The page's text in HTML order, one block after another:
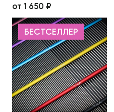
от 1 650 ₽
БЕСТСЕЛЛЕР